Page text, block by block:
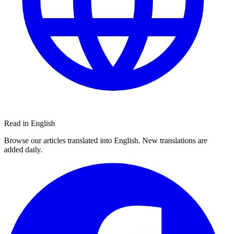
Read in English
Browse our articles translated into English. New translations are
added daily.